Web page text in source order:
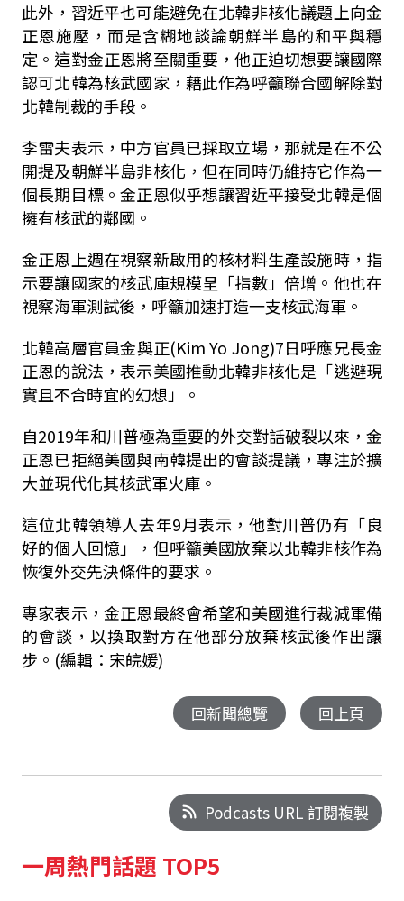
此外，習近平也可能避免在北韓非核化議題上向金
正恩施壓，而是含糊地談論朝鮮半島的和平與穩
定。這對金正恩將至關重要，他正迫切想要讓國際
認可北韓為核武國家，藉此作為呼籲聯合國解除對
北韓制裁的手段。
李雷夫表示，中方官員已採取立場，那就是在不公
開提及朝鮮半島非核化，但在同時仍維持它作為一
個長期目標。金正恩似乎想讓習近平接受北韓是個
擁有核武的鄰國。
金正恩上週在視察新啟用的核材料生產設施時，指
示要讓國家的核武庫規模呈「指數」倍增。他也在
視察海軍測試後，呼籲加速打造一支核武海軍。
北韓高層官員金與正(Kim Yo Jong)7日呼應兄長金
正恩的說法，表示美國推動北韓非核化是「逃避現
實且不合時宜的幻想」。
自2019年和川普極為重要的外交對話破裂以來，金
正恩已拒絕美國與南韓提出的會談提議，專注於擴
大並現代化其核武軍火庫。
這位北韓領導人去年9月表示，他對川普仍有「良
好的個人回憶」，但呼籲美國放棄以北韓非核作為
恢復外交先決條件的要求。
專家表示，金正恩最終會希望和美國進行裁減軍備
的會談，以換取對方在他部分放棄核武後作出讓
步。(編輯：宋皖媛)
回新聞總覽 回上頁
Podcasts URL 訂閱複製
一周熱門話題 TOP5